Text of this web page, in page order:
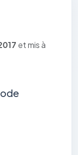
et mis à